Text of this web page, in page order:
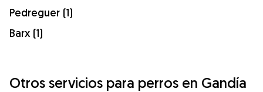
Pedreguer (1)
Barx (1)
Otros servicios para perros en Gandía